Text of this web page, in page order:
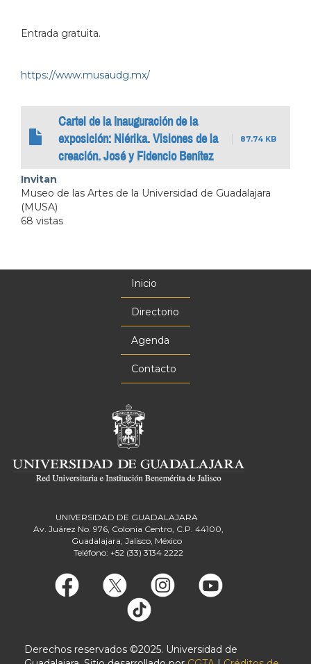
Entrada gratuita.
https://www.musaudg.mx/
Cartel de la Inauguración de la
exposición: Niérika. Visiones de la
creación. José y Fidencio Benítez
87.74 KB
Invitan
Museo de las Artes de la Universidad de Guadalajara
(MUSA)
68 vistas
Inicio
Directorio
Agenda
Contacto
UNIVERSIDAD DE GUADALAJARA
Av. Juárez No. 976, Colonia Centro, C.P. 44100,
Guadalajara, Jalisco, México
Teléfono: +52 (33) 3134 2222
Derechos reservados ©2025. Universidad de